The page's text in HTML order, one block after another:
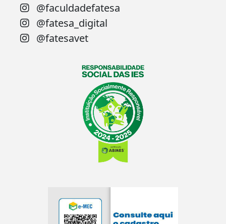
@faculdadefatesa
@fatesa_digital
@fatesavet